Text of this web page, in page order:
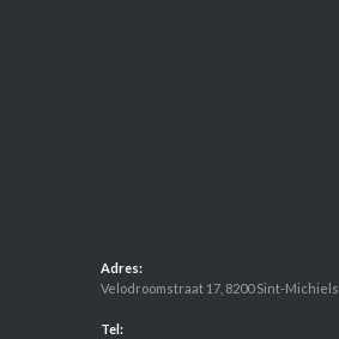
Adres:
Velodroomstraat 17, 8200 Sint-Michiels
Tel: